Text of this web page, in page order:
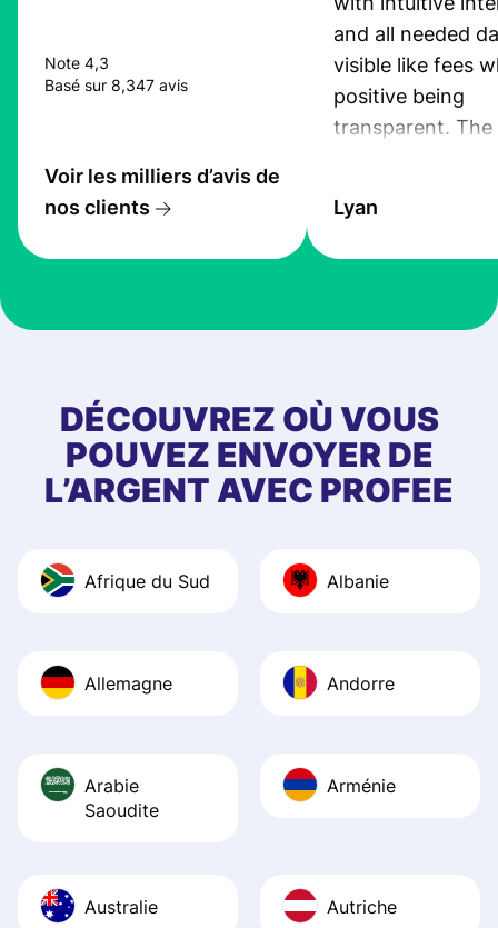
Note 4,3
Basé sur 8,347 avis
Voir les milliers d’avis de
nos clients
and all needed
visible like fees
positive being
transparent. The
the exchange
at Profee is very
first started
app, and they
quick to provide
and helpful
Recommend it!
Lyan
DÉCOUVREZ OÙ VOUS
POUVEZ ENVOYER DE
L’ARGENT AVEC PROFEE
Afrique du Sud Albanie
Allemagne Andorre
Arabie
Saoudite
Arménie
Australie Autriche